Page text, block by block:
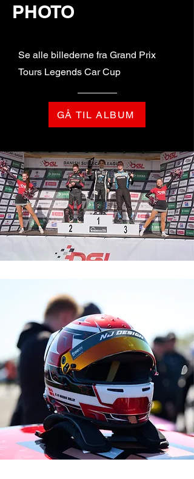
PHOTO
Se alle billederne fra Grand Prix
Tours Legends Car Cup
GÅ TIL ALBUM